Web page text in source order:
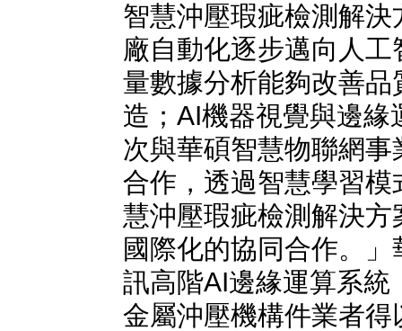
智慧沖壓瑕疵檢測解
廠自動化逐步邁向人
量數據分析能夠改善
造；AI機器視覺與邊
次與華碩智慧物聯網
合作，透過智慧學習
慧沖壓瑕疵檢測解決
國際化的協同合作。
訊高階AI邊緣運算系
金屬沖壓機構件業者